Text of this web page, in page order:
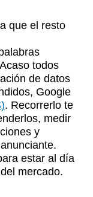
que el resto
todos
de datos
Google
. Recorrerlo te
medir
y
estar al día
mercado.